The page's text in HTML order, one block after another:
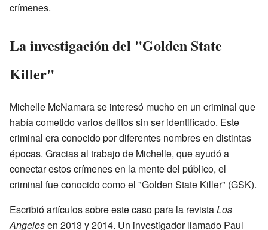
crímenes.
La investigación del "Golden State
Killer"
Michelle McNamara se interesó mucho en un criminal que
había cometido varios delitos sin ser identificado. Este
criminal era conocido por diferentes nombres en distintas
épocas. Gracias al trabajo de Michelle, que ayudó a
conectar estos crímenes en la mente del público, el
criminal fue conocido como el "Golden State Killer" (GSK).
Escribió artículos sobre este caso para la revistaLos
Angelesen 2013 y 2014. Un investigador llamado Paul